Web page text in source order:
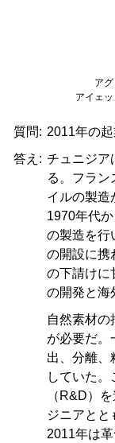
ア
アイェ
質問: 2011年の起
答え: チュニジア
る。フラン
イルの製造
1970年代
の製造を行
の開設に携
の下請けに
の開発と海
自然素材の
が必要だ。
出、分離、
していた
（R&D）
ジニアとと
2011年は